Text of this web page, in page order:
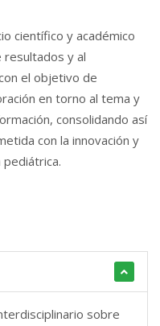
científico y académico
resultados y al
el objetivo de
en torno al tema y
consolidando así
con la innovación y
pediátrica.
sobre